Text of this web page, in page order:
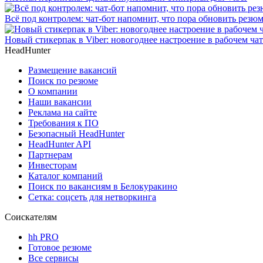
Всё под контролем: чат-бот напомнит, что пора обновить
Новый стикерпак в Viber: новогоднее настроение в рабочем
HeadHunter
Размещение вакансий
Поиск по резюме
О компании
Наши вакансии
Реклама на сайте
Требования к ПО
Безопасный HeadHunter
HeadHunter API
Партнерам
Инвесторам
Каталог компаний
Поиск по вакансиям в Белокуракино
Сетка: соцсеть для нетворкинга
Соискателям
hh PRO
Готовое резюме
Все сервисы